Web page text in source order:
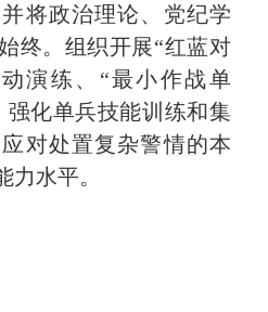
将政治理论、党纪学
终。组织开展“红蓝对
演练、“最小作战单
强化单兵技能训练和集
对处置复杂警情的本
力水平。